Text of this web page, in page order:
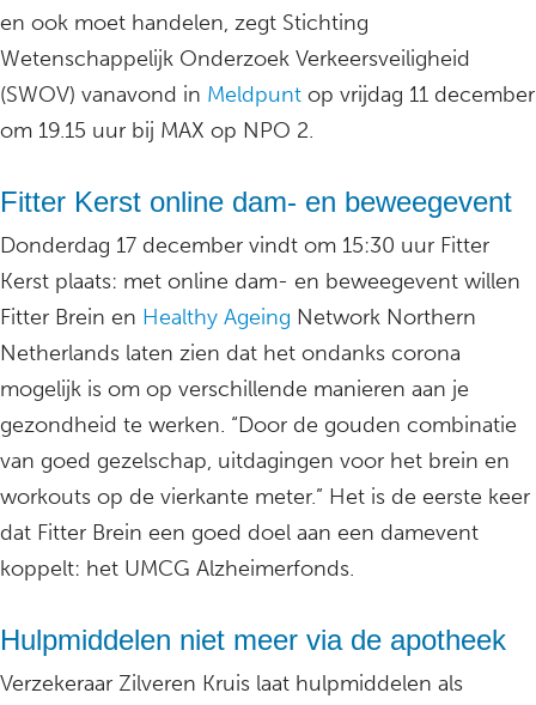
en ook moet handelen, zegt Stichting
Wetenschappelijk Onderzoek Verkeersveiligheid
(SWOV) vanavond in Meldpunt op vrijdag 11 december
om 19.15 uur bij MAX op NPO 2.
Fitter Kerst online dam- en beweegevent
Donderdag 17 december vindt om 15:30 uur Fitter
Kerst plaats: met online dam- en beweegevent willen
Fitter Brein en Healthy Ageing Network Northern
Netherlands laten zien dat het ondanks corona
mogelijk is om op verschillende manieren aan je
gezondheid te werken. “Door de gouden combinatie
van goed gezelschap, uitdagingen voor het brein en
workouts op de vierkante meter.” Het is de eerste keer
dat Fitter Brein een goed doel aan een damevent
koppelt: het UMCG Alzheimerfonds.
Hulpmiddelen niet meer via de apotheek
Verzekeraar Zilveren Kruis laat hulpmiddelen als